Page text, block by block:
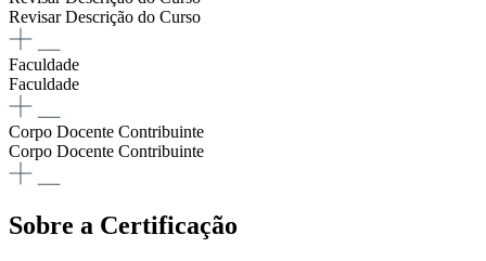
Revisar Descrição do Curso
Faculdade
Faculdade
Corpo Docente Contribuinte
Corpo Docente Contribuinte
Sobre a Certificação